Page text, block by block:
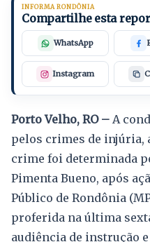
INFORMA RONDÔNIA
Compartilhe esta
WhatsApp
Instagram
Porto Velho, RO – A
pelos crimes de injúria,
crime foi determinada
Pimenta Bueno, após
Público de Rondônia
proferida na última
audiência de instrução